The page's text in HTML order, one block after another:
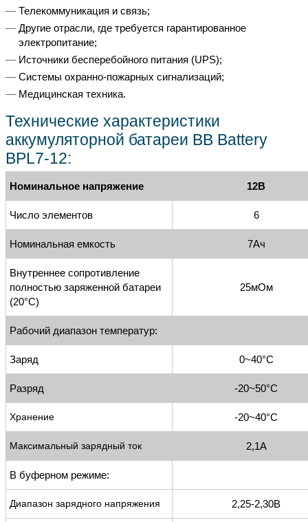
Телекоммуникация и связь;
Другие отрасли, где требуется гарантированное
электропитание;
Источники бесперебойного питания (UPS);
Системы охранно-пожарных сигнализаций;
Медицинская техника.
Технические характеристики
аккумуляторной батареи BB Battery
BPL7-12:
Номинальное напряжение 12В
Число элементов 6
Номинальная емкость 7Ач
Внутреннее сопротивление
полностью заряженной батареи
(20°С)
25мОм
Рабочий диапазон температур:
Заряд 0~40°С
Разряд -20~50°С
Хранение -20~40°С
Максимальный зарядный ток 2,1А
В буферном режиме:
Диапазон зарядного напряжения 2,25-2,30В